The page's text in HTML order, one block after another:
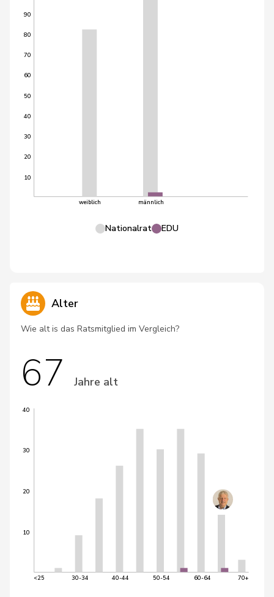
10
20
30
40
50
60
70
80
90
weiblich männlich
Nationalrat EDU
Alter
Wie alt is das Ratsmitglied im Vergleich?
67 Jahre alt
10
20
30
40
<25 30-34 40-44 50-54 60-64 70+